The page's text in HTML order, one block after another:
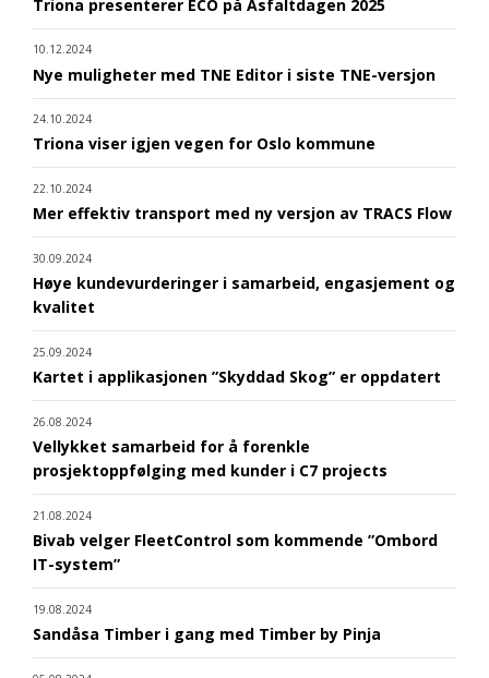
Triona presenterer ECO på Asfaltdagen 2025
10.12.2024
Nye muligheter med TNE Editor i siste TNE-versjon
24.10.2024
Triona viser igjen vegen for Oslo kommune
22.10.2024
Mer effektiv transport med ny versjon av TRACS Flow
30.09.2024
Høye kundevurderinger i samarbeid, engasjement og
kvalitet
25.09.2024
Kartet i applikasjonen ”Skyddad Skog” er oppdatert
26.08.2024
Vellykket samarbeid for å forenkle
prosjektoppfølging med kunder i C7 projects
21.08.2024
Bivab velger FleetControl som kommende ”Ombord
IT-system”
19.08.2024
Sandåsa Timber i gang med Timber by Pinja